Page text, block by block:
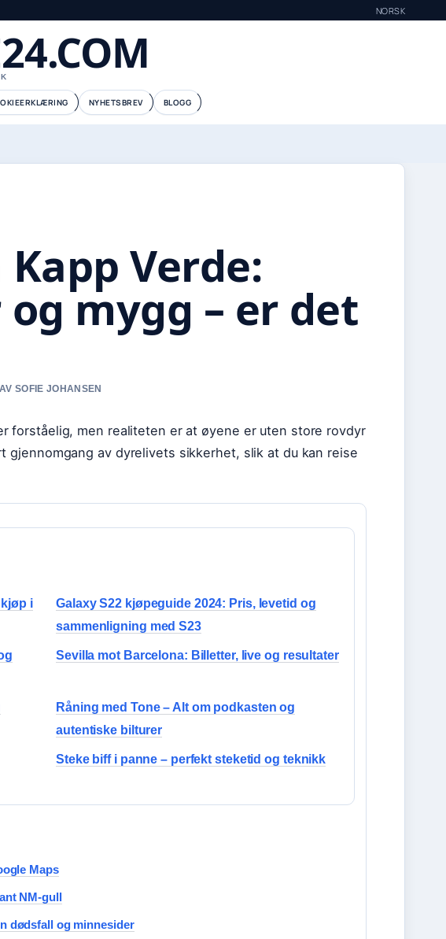
NORSK
NYHETSBREV BLOGG
Verde:
mygg – er det
SOFIE JOHANSEN
forståelig, men realiteten er at øyene er uten store rovdyr
av dyrelivets sikkerhet, slik at du kan reise
i
Galaxy S22 kjøpeguide 2024: Pris, levetid og
sammenligning med S23
Sevilla mot Barcelona: Billetter, live og resultater
Råning med Tone – Alt om podkasten og
autentiske bilturer
Steke biff i panne – perfekt steketid og teknikk
Maps
NM-gull
dødsfall og minnesider